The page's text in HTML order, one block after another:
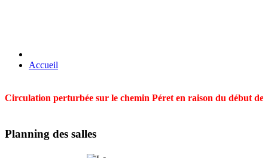
Accueil
Circulation perturbée sur le chemin Péret en raison du début
Planning des salles